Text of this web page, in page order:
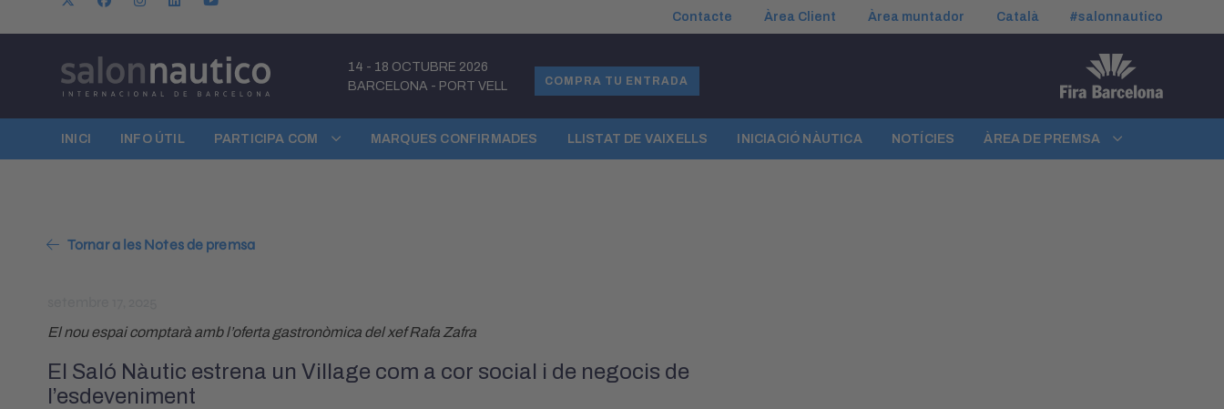
Contacte Àrea Client Àrea muntador Català #salonnautico
14 - 18 OCTUBRE 2026
BARCELONA - PORT VELL COMPRA TU ENTRADA
INICI INFO ÚTIL PARTICIPA COM MARQUES CONFIRMADES LLISTAT DE VAIXELLS INICIACIÓ NÀUTICA NOTÍCIES ÀREA DE PREMSA
Tornar a les Notes de premsa
El nou espai comptarà amb l’oferta gastronòmica del xef Rafa Zafra
El Saló Nàutic estrena un Village com a cor social i de negocis de
l’esdeveniment